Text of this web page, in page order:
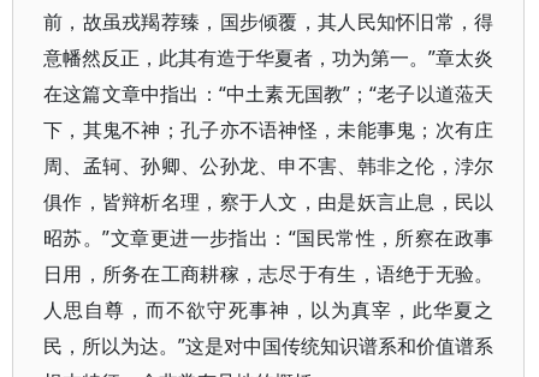
前，故虽戎羯荐臻，国步倾覆，其人民知怀旧常，得
意幡然反正，此其有造于华夏者，功为第一。”章太炎
在这篇文章中指出：“中土素无国教”；“老子以道蒞天
下，其鬼不神；孔子亦不语神怪，未能事鬼；次有庄
周、孟轲、孙卿、公孙龙、申不害、韩非之伦，浡尔
俱作，皆辩析名理，察于人文，由是妖言止息，民以
昭苏。”文章更进一步指出：“国民常性，所察在政事
日用，所务在工商耕稼，志尽于有生，语绝于无验。
人思自尊，而不欲守死事神，以为真宰，此华夏之
民，所以为达。”这是对中国传统知识谱系和价值谱系